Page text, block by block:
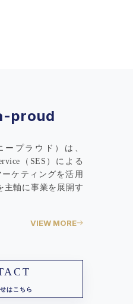
proud
ープラウド）は、
（SES）による
ケティングを活用
主軸に事業を展開す
VIEW MORE
はこちら